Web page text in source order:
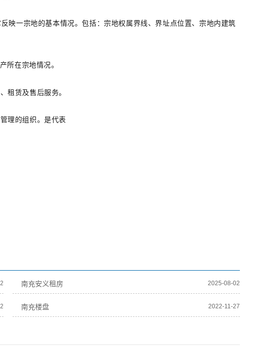
映一宗地的基本情况。包括：宗地权属界线、界址点位置、宗地内建筑
所在宗地情况。
租赁及售后服务。
理的组织。是代表
南充安义租房 2025-08-02
南充楼盘 2022-11-27